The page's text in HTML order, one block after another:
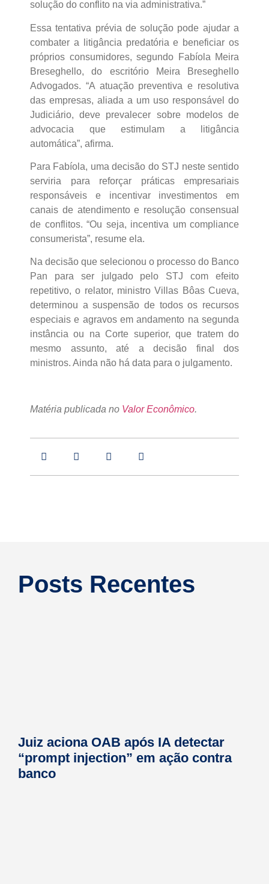
solução do conflito na via administrativa.”
Essa tentativa prévia de solução pode ajudar a
combater a litigância predatória e beneficiar os
próprios consumidores, segundo Fabíola Meira
Breseghello, do escritório Meira Breseghello
Advogados. “A atuação preventiva e resolutiva
das empresas, aliada a um uso responsável do
Judiciário, deve prevalecer sobre modelos de
advocacia que estimulam a litigância
automática”, afirma.
Para Fabíola, uma decisão do STJ neste sentido
serviria para reforçar práticas empresariais
responsáveis e incentivar investimentos em
canais de atendimento e resolução consensual
de conflitos. “Ou seja, incentiva um compliance
consumerista”, resume ela.
Na decisão que selecionou o processo do Banco
Pan para ser julgado pelo STJ com efeito
repetitivo, o relator, ministro Villas Bôas Cueva,
determinou a suspensão de todos os recursos
especiais e agravos em andamento na segunda
instância ou na Corte superior, que tratem do
mesmo assunto, até a decisão final dos
ministros. Ainda não há data para o julgamento.
Matéria publicada no Valor Econômico.
Posts Recentes
Juiz aciona OAB após IA detectar
“prompt injection” em ação contra
banco